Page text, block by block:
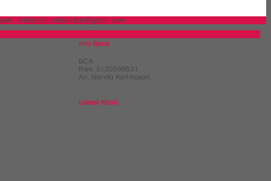
: milleniafurniturebali@gmail.com
Info Bank
BCA
Rek. 5120598831
An. Nanda Kartikasari
Lokasi Kami